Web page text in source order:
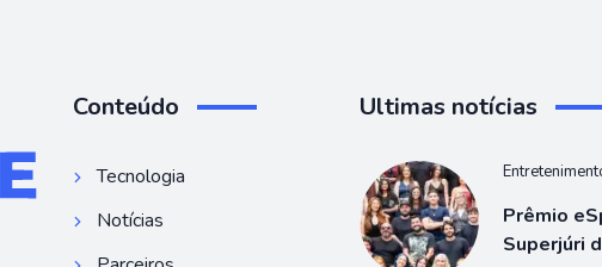
Conteúdo
Tecnologia
Notícias
Ultimas notícias
Prêmio
Superjúri